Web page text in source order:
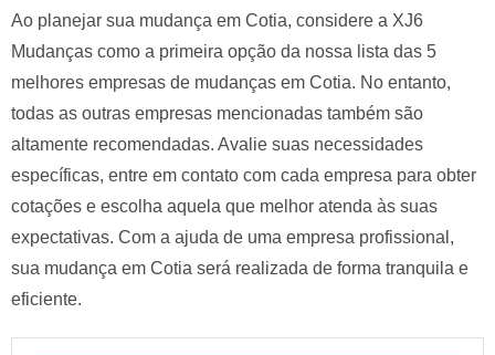
Ao planejar sua mudança em Cotia, considere a XJ6
Mudanças como a primeira opção da nossa lista das 5
melhores empresas de mudanças em Cotia. No entanto,
todas as outras empresas mencionadas também são
altamente recomendadas. Avalie suas necessidades
específicas, entre em contato com cada empresa para obter
cotações e escolha aquela que melhor atenda às suas
expectativas. Com a ajuda de uma empresa profissional,
sua mudança em Cotia será realizada de forma tranquila e
eficiente.